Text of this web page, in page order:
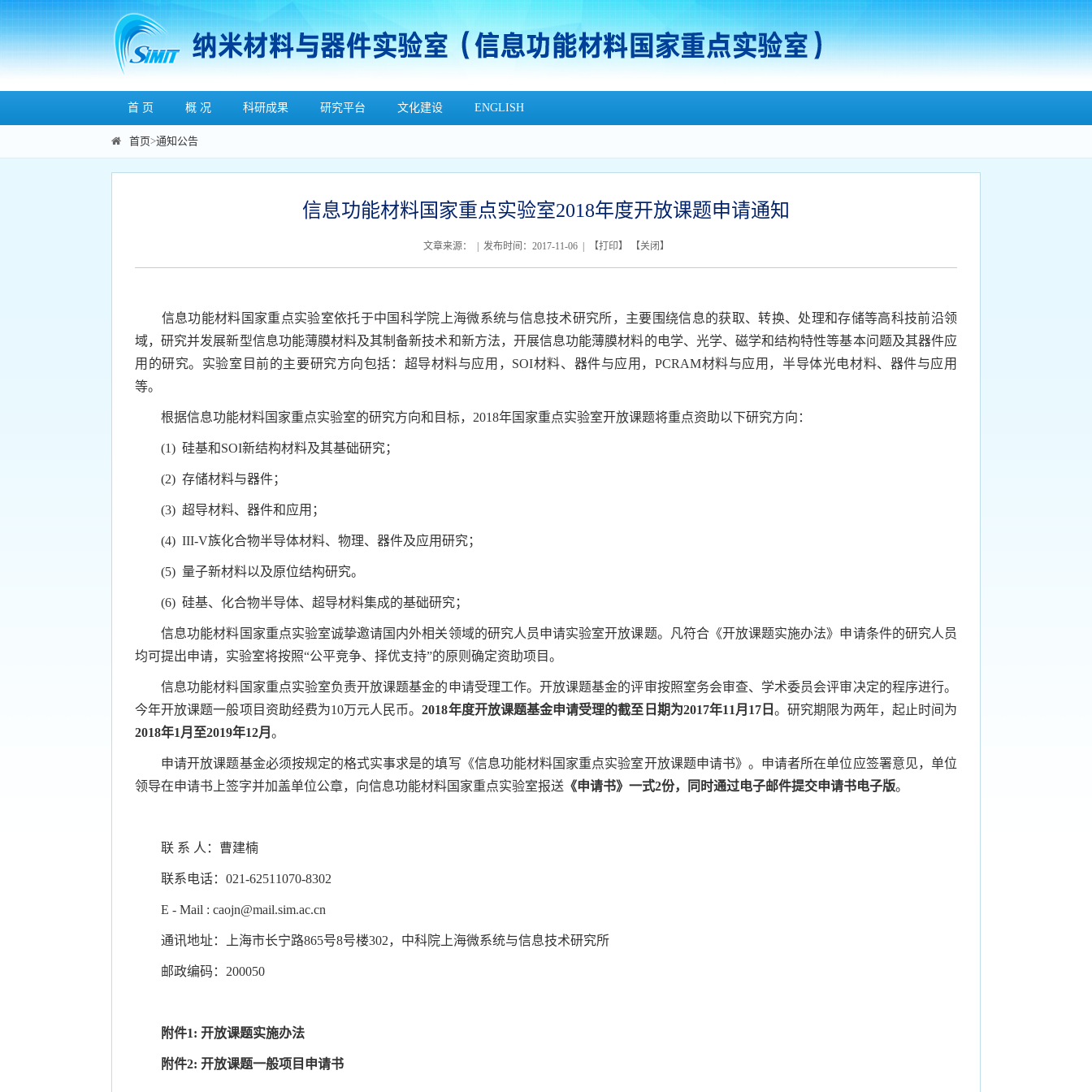
首 页 概 况 科研成果 研究平台 文化建设 ENGLISH
首页>通知公告
信息功能材料国家重点实验室2018年度开放课题申请通知
文章来源： | 发布时间：2017-11-06 | 【打印】 【关闭 】
信息功能材料国家重点实验室依托于中国科学院上海微系统与信息技术研究所，主要围绕信息的获取、转换、处理和存储等高科技前沿领
域，研究并发展新型信息功能薄膜材料及其制备新技术和新方法，开展信息功能薄膜材料的电学、光学、磁学和结构特性等基本问题及其器件应
用的研究。实验室目前的主要研究方向包括：超导材料与应用， SOI材料、器件与应用，PCRAM材料与应用，半导体光电材料、器件与应用
等。
根据信息功能材料国家重点实验室的研究方向和目标， 2018年国家重点实验室开放课题将重点资助以下研究方向：
(1) 硅基和SOI新结构材料及其基础研究；
(2) 存储材料与器件；
(3) 超导材料、器件和应用；
(4) III-V族化合物半导体材料、物理、器件及应用研究；
(5) 量子新材料以及原位结构研究。
(6) 硅基、化合物半导体、超导材料集成的基础研究；
信息功能材料国家重点实验室诚挚邀请国内外相关领域的研究人员申请实验室开放课题。凡符合《开放课题实施办法》申请条件的研究人员
均可提出申请，实验室将按照“公平竞争、择优支持”的原则确定资助项目。
信息功能材料国家重点实验室负责开放课题基金的申请受理工作。开放课题基金的评审按照室务会审查、学术委员会评审决定的程序进行。
今年开放课题一般项目资助经费为10万元人民币。2018年度开放课题基金申请受理的截至日期为2017年11 月 17 日。研究期限为两年，起止时间为
2018年1 月至2019年12月 。
申请开放课题基金必须按规定的格式实事求是的填写《信息功能材料国家重点实验室开放课题申请书》。申请者所在单位应签署意见，单位
领导在申请书上签字并加盖单位公章，向信息功能材料国家重点实验室报送 《申请书》一式2份，同时通过电子邮件提交申请书电子版。
联 系 人：曹建楠
联系电话： 021-62511070-8302
E - Mail : caojn@mail.sim.ac.cn
通讯地址：上海市长宁路865号8号楼302，中科院上海微系统与信息技术研究所
邮政编码： 200050
附件1: 开放课题实施办法
附件2: 开放课题一般项目申请书